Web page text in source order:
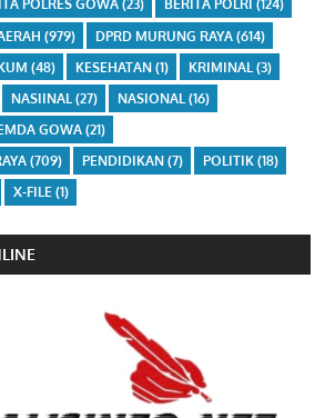
POLRES GOWA(23) BERITA POLRI (124)
(979) DPRD MURUNG RAYA(614)
(48) KESEHATAN(1) KRIMINAL (3)
NASIINAL (27) NASIONAL (16)
GOWA(21)
(709) PENDIDIKAN(7) POLITIK(18)
X-FILE(1)